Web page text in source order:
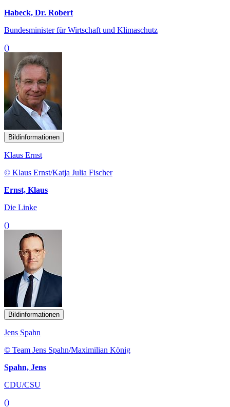
Habeck, Dr. Robert
Bundesminister für Wirtschaft und Klimaschutz
()
Bildinformationen
Klaus Ernst
© Klaus Ernst/Katja Julia Fischer
Ernst, Klaus
Die Linke
()
Bildinformationen
Jens Spahn
© Team Jens Spahn/Maximilian König
Spahn, Jens
CDU/CSU
()